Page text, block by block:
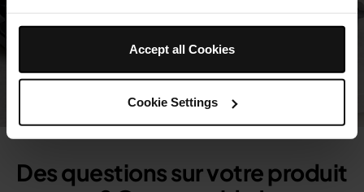
Accept all Cookies
Cookie Settings
Des questions sur votre produit